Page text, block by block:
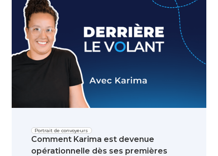
Portrait de convoyeurs
Comment Karima est devenue
opérationnelle dès ses premières